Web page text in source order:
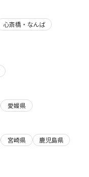
心斎橋・なんば
愛媛県
宮崎県
鹿児島県